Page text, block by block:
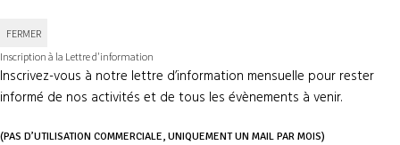
FERMER
Inscription à la Lettre d'information
Inscrivez-vous à notre lettre d’information mensuelle pour rester
informé de nos activités et de tous les évènements à venir.
(PAS D’UTILISATION COMMERCIALE, UNIQUEMENT UN MAIL PAR MOIS)